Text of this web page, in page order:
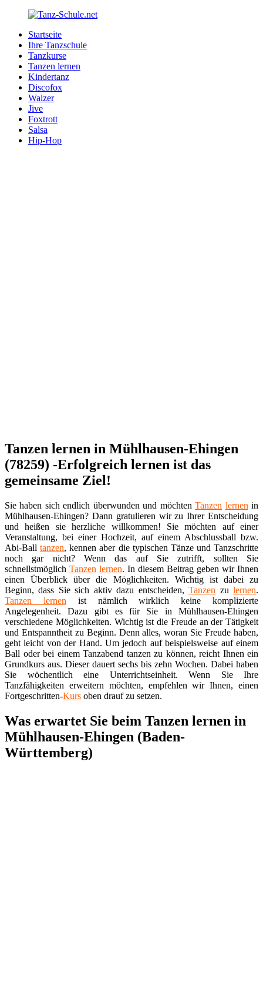
Zurück
Inhalt
Tanz-
Schule.net
Ihre
Tanzschule
Internet
Startseite
Ihre Tanzschule
Tanzkurse
Tanzen lernen
Kindertanz
Discofox
Walzer
Jive
Foxtrott
Salsa
Hip-Hop
Tanzen lernen in Mühlhausen-Ehingen
(78259) -Erfolgreich lernen ist das
gemeinsame Ziel!
Sie haben sich endlich überwunden und möchtenTanzen lernen in
Mühlhausen-Ehingen? Dann gratulieren wir zu Ihrer Entscheidung
und heißen sie herzliche willkommen! Sie möchten auf einer
Veranstaltung, bei einer Hochzeit, auf einem Abschlussball bzw.
Abi-Balltanzen, kennen aber die typischen Tänze und Tanzschritte
noch gar nicht? Wenn das auf Sie zutrifft, sollten Sie
schnellstmöglich Tanzen lernen. In diesem Beitrag geben wir Ihnen
einen Überblick über die Möglichkeiten. Wichtig ist dabei zu
Beginn, dass Sie sich aktiv dazu entscheiden,Tanzen zulernen.
Tanzen lernen ist nämlich wirklich keine komplizierte
Angelegenheit. Dazu gibt es für Sie in Mühlhausen-Ehingen
verschiedene Möglichkeiten. Wichtig ist die Freude an der Tätigkeit
und Entspanntheit zu Beginn. Denn alles, woran Sie Freude haben,
geht leicht von der Hand. Um jedoch auf beispielsweise auf einem
Ball oder bei einem Tanzabend tanzen zu können, reicht Ihnen ein
Grundkurs aus. Dieser dauert sechs bis zehn Wochen. Dabei haben
Sie wöchentlich eine Unterrichtseinheit. Wenn Sie Ihre
Tanzfähigkeiten erweitern möchten, empfehlen wir Ihnen, einen
Fortgeschritten-Kurs oben drauf zu setzen.
Was erwartet Sie beim Tanzen lernen in
Mühlhausen-Ehingen (Baden-
Württemberg)